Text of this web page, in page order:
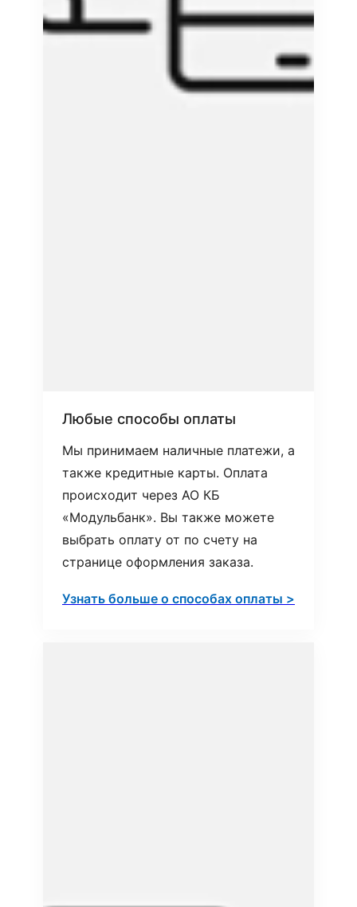
Любые способы оплаты
Мы принимаем наличные платежи, а
также кредитные карты. Оплата
происходит через АО КБ
«Модульбанк». Вы также можете
выбрать оплату от по счету на
странице оформления заказа.
Узнать больше о способах оплаты >